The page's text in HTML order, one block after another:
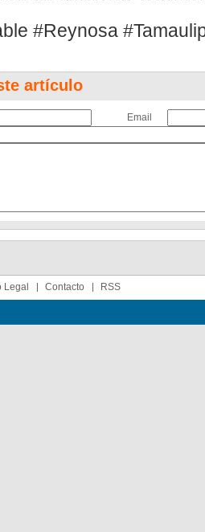
#Reynosa
artículo
Email
Legal Contacto RSS